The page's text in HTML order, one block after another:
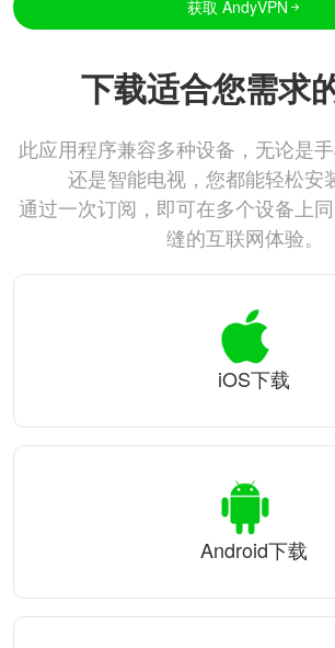
获取 AndyVPN
下载适合您需求
此应用程序兼容多种设备，无论是
还是智能电视，您都能轻松安
通过一次订阅，即可在多个设备上
缝的互联网体验。
iOS下载
Android下载